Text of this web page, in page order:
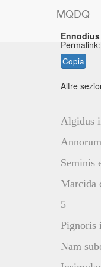
MQDQ
Ennodius
Permalink:
Copia
Altre
Algidus
Seminis
Marcida
5
Pignoris
Nam